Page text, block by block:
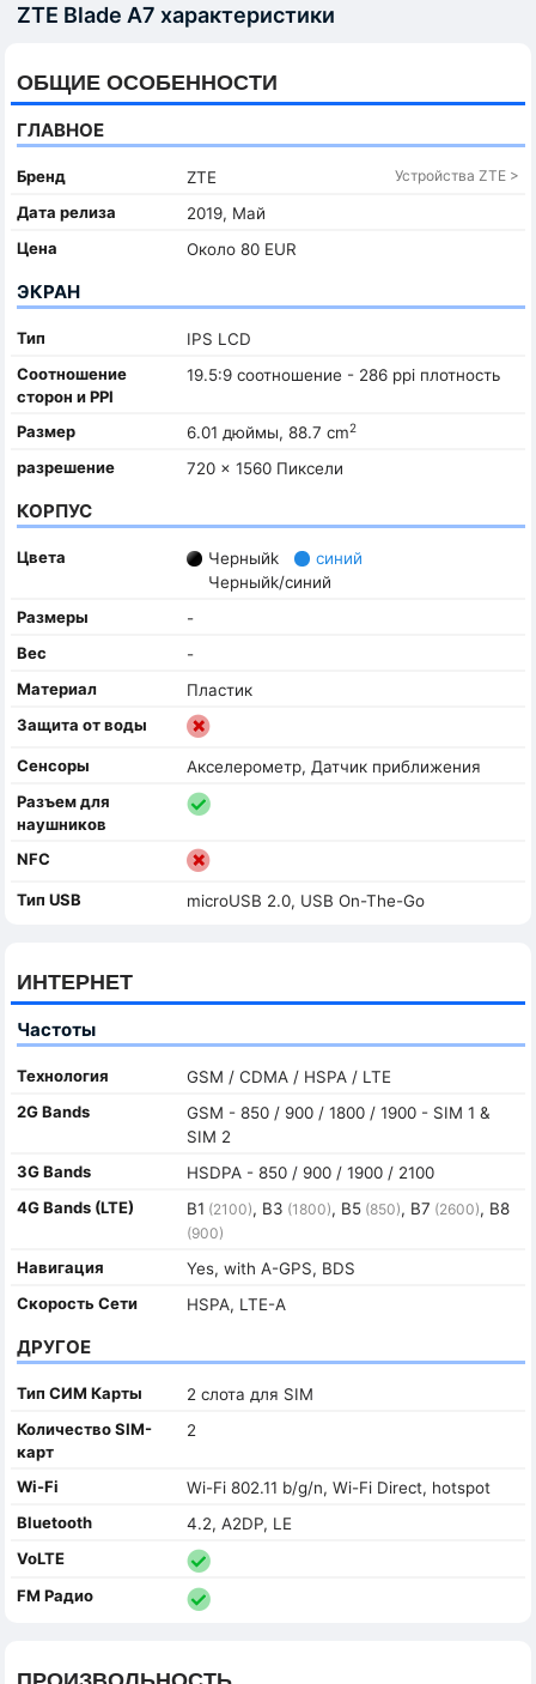
ZTE Blade A7 характеристики
ОБЩИЕ ОСОБЕННОСТИ
ГЛАВНОЕ
Бренд ZTE Устройства ZTE >
Дата релиза
2019, Май
Цена
Около 80 EUR
ЭКРАН
Тип
IPS LCD
Соотношение
сторон и PPI
19.5:9 соотношение - 286 ppi плотность
Размер 6.01 дюймы, 88.7 cm2
разрешение 720 x 1560 Пиксели
КОРПУС
Цвета Черныйk
синий
Черныйk/синий
Размеры
-
Вес
-
Материал
Пластик
Защита от воды
Сенсоры
Акселерометр, Датчик приближения
Разъем для
наушников
NFC
Тип USB microUSB 2.0, USB On-The-Go
ИНТЕРНЕТ
Частоты
Технология
GSM / CDMA / HSPA / LTE
2G Bands
GSM - 850 / 900 / 1800 / 1900 - SIM 1 &
SIM 2
3G Bands
HSDPA - 850 / 900 / 1900 / 2100
4G Bands (LTE)
B1 (2100), B3 (1800), B5(850), B7 (2600), B8
(900)
Навигация
Yes, with A-GPS, BDS
Скорость Сети
HSPA, LTE-A
ДРУГОЕ
Тип СИМ Карты
2 слота для SIM
Количество SIM-
карт
2
Wi-Fi
Wi-Fi 802.11 b/g/n, Wi-Fi Direct, hotspot
Bluetooth
4.2, A2DP, LE
VoLTE
FM Радио